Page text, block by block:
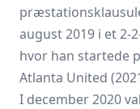
august 2019 i et 2-
hvor han startede
Atlanta United
I december 2020